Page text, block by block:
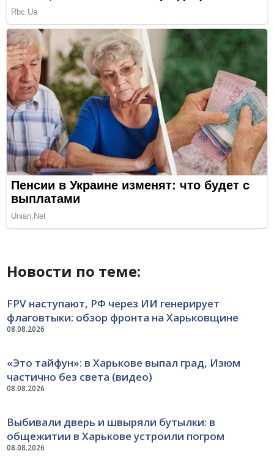
Новости по теме:
08.08.2026
FPV наступают, РФ через ИИ генерирует
флаговтыки: обзор фронта на Харьковщине
08.08.2026
«Это тайфун»: в Харькове выпал град, Изюм
частично без света (видео)
08.08.2026
Выбивали дверь и швыряли бутылки: в
общежитии в Харькове устроили погром